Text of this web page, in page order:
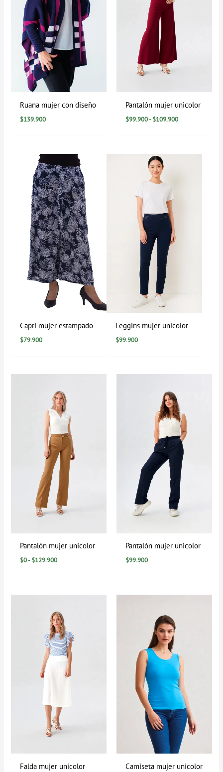
Ruana mujer con diseño
$139.900
Pantalón mujer unicolor
$99.900- $109.900
Capri mujer estampado
$79.900
Leggins mujer unicolor
$99.900
Pantalón mujer unicolor
$0- $129.900
precios:
desde
$0
hasta
$129.900
Pantalón mujer unicolor
$99.900
Falda mujer unicolor Camiseta mujer unicolor